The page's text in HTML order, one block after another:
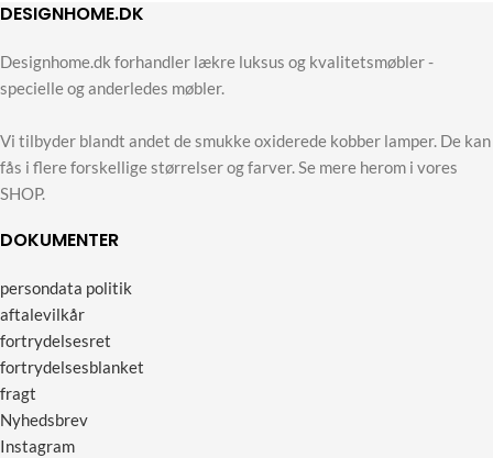
DESIGNHOME.DK
Designhome.dk forhandler lækre luksus og kvalitetsmøbler -
specielle og anderledes møbler.
Vi tilbyder blandt andet de smukke oxiderede kobber lamper. De kan
fås i flere forskellige størrelser og farver. Se mere herom i vores
SHOP.
DOKUMENTER
persondata politik
aftalevilkår
fortrydelsesret
fortrydelsesblanket
fragt
Nyhedsbrev
Instagram